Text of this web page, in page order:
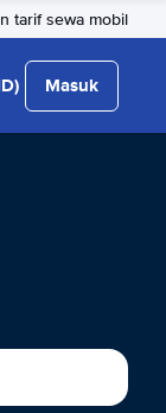
tarif sewa mobil
Masuk